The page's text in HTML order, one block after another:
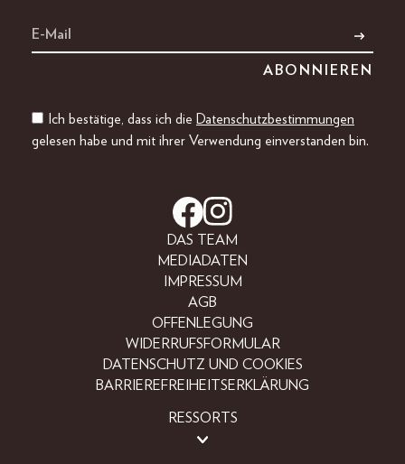
Ich bestätige, dass ich die Datenschutzbestimmungen
gelesen habe und mit ihrer Verwendung einverstanden bin.
DAS TEAM
MEDIADATEN
IMPRESSUM
AGB
OFFENLEGUNG
WIDERRUFSFORMULAR
DATENSCHUTZ UND COOKIES
BARRIEREFREIHEITSERKLÄRUNG
RESSORTS